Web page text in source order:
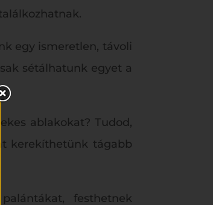
egy ismeretlen, távoli
sétálhatunk egyet a
ablakokat? Tudod,
kerekíthetünk tágabb
festhetnek